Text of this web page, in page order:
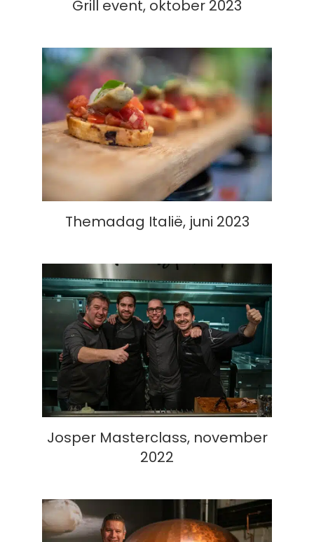
Grill event, oktober 2023
Themadag Italië, juni 2023
Themadag Italië, juni 2023
Josper Masterclass, november
2022
Josper Masterclass, november
2022